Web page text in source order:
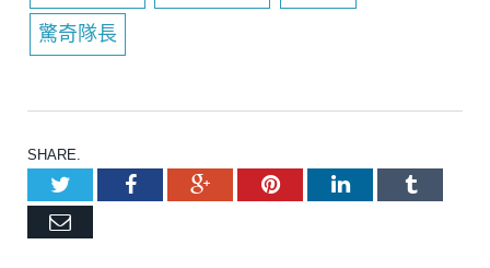
驚奇隊長
SHARE.
TwitterFacebookGoogle+PinterestLinkedInTumblr
Email